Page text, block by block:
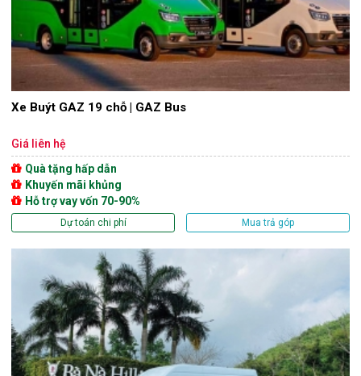
Xe Buýt GAZ 19 chỗ | GAZ Bus
Giá liên hệ
Quà tặng hấp dẫn
Khuyến mãi khủng
Hỗ trợ vay vốn 70-90%
Dự toán chi phí Mua trả góp